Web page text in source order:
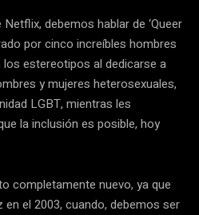
debemos hablar de ‘Queer
por cinco increíbles hombres
estereotipos al dedicarse a
y mujeres heterosexuales,
LGBT, mientras les
la inclusión es posible, hoy
completamente nuevo, ya que
el 2003, cuando, debemos ser